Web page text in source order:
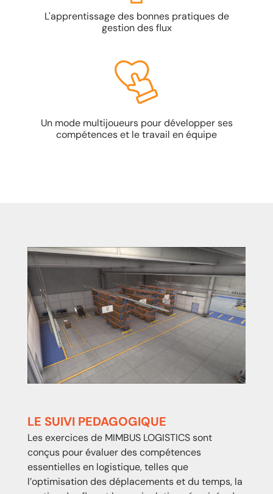
L'apprentissage des bonnes pratiques de
gestion des flux
Un mode multijoueurs pour développer ses
compétences et le travail en équipe
LE SUIVI PEDAGOGIQUE
Les exercices de MIMBUS LOGISTICS sont
conçus pour évaluer des compétences
essentielles en logistique, telles que
l’optimisation des déplacementset du temps, la